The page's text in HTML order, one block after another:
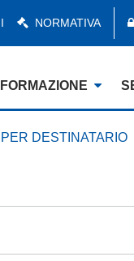
NORMATIVA
FORMAZIONE
DESTINATARIO